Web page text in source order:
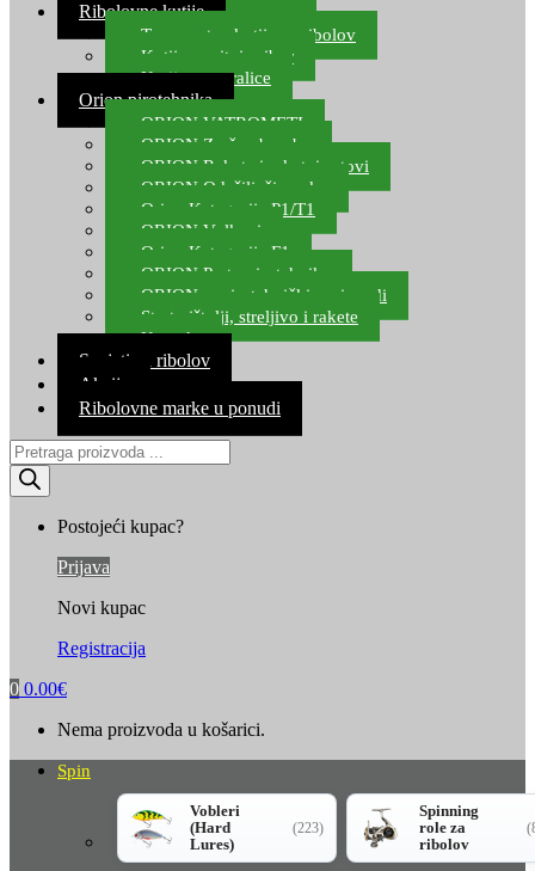
Ribolovne kutije
Transportne kutije za ribolov
Kutije za sitni pribor
Kutije za varalice
Orion pirotehnika
ORION VATROMETI
ORION Zračne bombe
ORION Rakete i raketni setovi
ORION Odašiljači zvuka
Orion Kategorija P1/T1
ORION Vulkani
Orion Kategorija F1
ORION Party pirotehnika
ORION nepirotehnički proizvodi
Start pištolji, streljivo i rakete
Kontakt
Savjeti za ribolov
Akcija
Ribolovne marke u ponudi
Products
search
Postojeći kupac?
Prijava
Novi kupac
Registracija
0 0.00€
Nema proizvoda u košarici.
Spin
Vobleri
(Hard
Lures)
(223)
Spinning
role za
ribolov